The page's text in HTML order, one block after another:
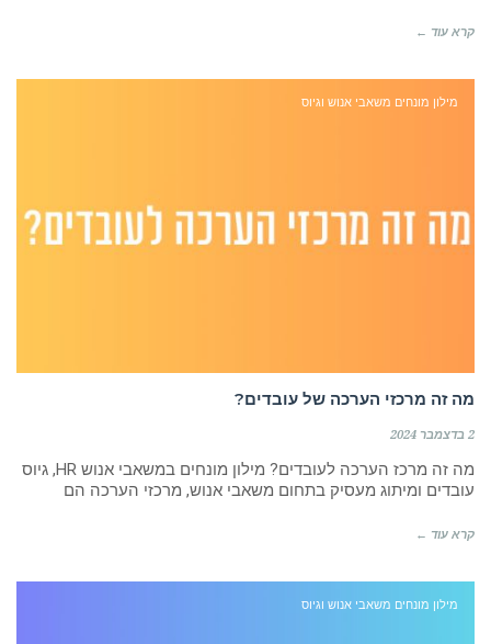
קרא עוד ←
מילון מונחים משאבי אנוש וגיוס
מה זה מרכזי הערכה של עובדים?
2 בדצמבר 2024
מה זה מרכז הערכה לעובדים? מילון מונחים במשאבי אנוש HR, גיוס
עובדים ומיתוג מעסיק בתחום משאבי אנוש, מרכזי הערכה הם
קרא עוד ←
מילון מונחים משאבי אנוש וגיוס